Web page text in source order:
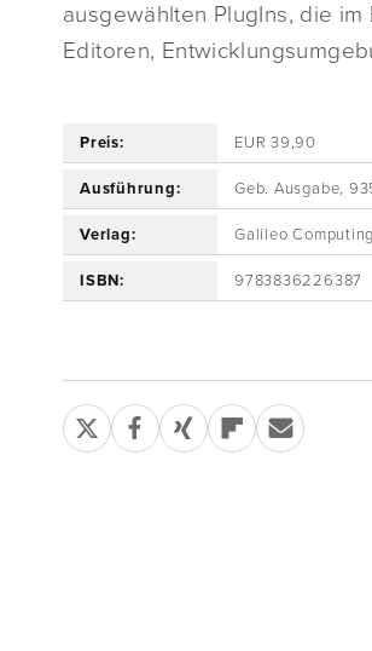
ausgewählten PlugIns, die
Editoren,
Preis: EUR 39,90
Ausführung: Geb. Ausgabe,
Verlag: Galileo Computing
ISBN: 9783836226387